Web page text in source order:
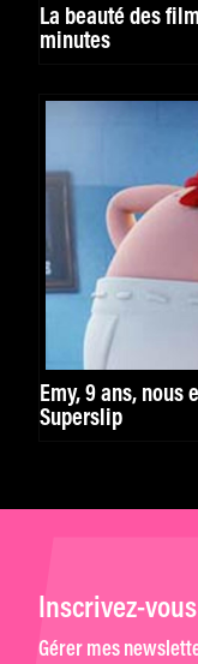
La beauté des
minutes
Emy, 9 ans, nous
Superslip
Inscrivez-
Gérer mes